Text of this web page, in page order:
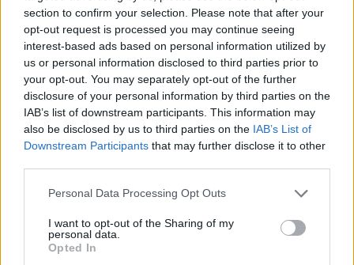
section to confirm your selection. Please note that after your
opt-out request is processed you may continue seeing
interest-based ads based on personal information utilized by
us or personal information disclosed to third parties prior to
your opt-out. You may separately opt-out of the further
disclosure of your personal information by third parties on the
IAB’s list of downstream participants. This information may
also be disclosed by us to third parties on the IAB’s List of
Downstream Participants that may further disclose it to other
Please note that this website/app uses one or more Google
not limited to your visit or usage behaviour. You may click to
grant or deny consent to Google and its third-party tags to
use your data for below specified purposes in below Google
Personal Data Processing Opt Outs
I want to opt-out of the Sharing of my
personal data.
Opted In
Fotó: Szécsi István / Velvet #14
Jön még kép!